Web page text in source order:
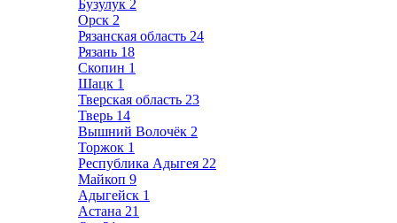
Бузулук 2
Орск 2
Рязанская область 24
Рязань 18
Скопин 1
Шацк 1
Тверская область 23
Тверь 14
Вышний Волочёк 2
Торжок 1
Республика Адыгея 22
Майкоп 9
Адыгейск 1
Астана 21